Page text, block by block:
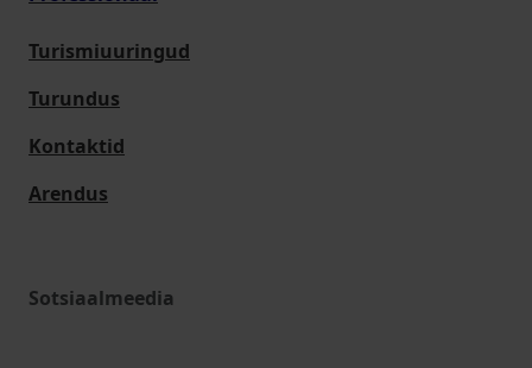
Turismiuuringud
Turundus
Kontaktid
Arendus
Sotsiaalmeedia